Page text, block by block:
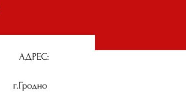
АДРЕС:
г.Гродно